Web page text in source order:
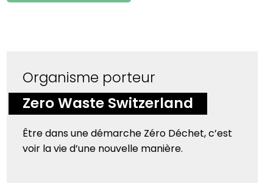
Organisme porteur
Zero Waste Switzerland
Être dans une démarche Zéro Déchet, c’est
voir la vie d’une nouvelle manière.